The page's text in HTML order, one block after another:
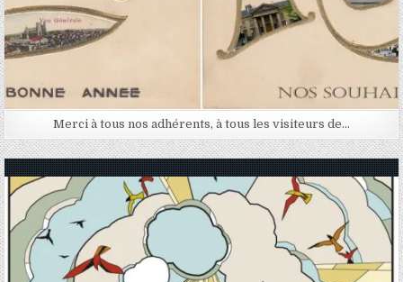
Merci à tous nos adhérents, à tous les visiteurs de…
Posted in